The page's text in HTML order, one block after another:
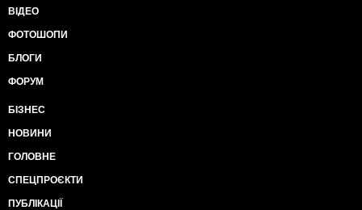
ВІДЕО
ФОТОШОПИ
БЛОГИ
ФОРУМ
БІЗНЕС
НОВИНИ
ГОЛОВНЕ
СПЕЦПРОЄКТИ
ПУБЛІКАЦІЇ